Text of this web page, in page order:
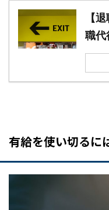
【
職代
有給を使い切るに